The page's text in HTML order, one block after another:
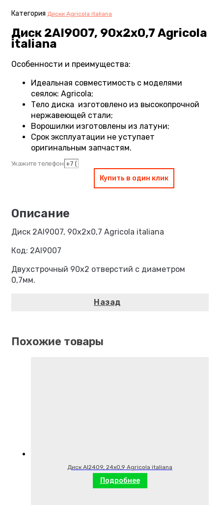
Категория Диски Agricola italiana
Диск 2AI9007, 90х2х0,7 Agricola
italiana
Особенности и преимущества:
Идеальная совместимость с моделями
сеялок: Agricola;
Тело диска изготовлено из высокопрочной
нержавеющей стали;
Ворошилки изготовлены из латуни;
Срок эксплуатации не уступает
оригинальным запчастям.
Укажите телефон
Купить в один клик
Диск 2AI9007, 90х2х0,7 Agricola italiana
Код: 2AI9007
Двухстрочный 90х2 отверстий с диаметром
0,7мм.
Похожие товары
Диск AI2409, 24х0,9 Agricola italiana
Подробнее